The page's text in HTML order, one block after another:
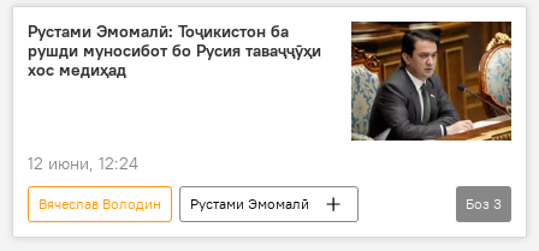
Украина
Владимир Зеленский
Рустами Эмомалӣ: Тоҷикистон ба
рушди муносибот бо Русия таваҷҷӯҳи
хос медиҳад
12 июни, 12:24
Вячеслав Володин
Рустами Эмомалӣ
Дар Тоҷикистон
Русия Сиёсат
Боз 3